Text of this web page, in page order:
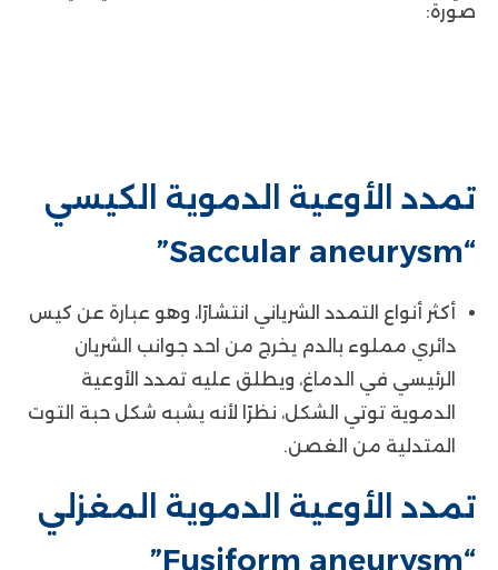
صورة:
تمدد الأوعية الدموية الكيسي
“Saccular aneurysm”
أكثر أنواع التمدد الشرياني انتشارًا، وهو عبارة عن كيس
دائري مملوء بالدم يخرج من احد جوانب الشريان
الرئيسي في الدماغ، ويطلق عليه تمدد الأوعية
الدموية توتي الشكل، نظرًا لأنه يشبه شكل حبة التوت
المتدلية من الغصن.
تمدد الأوعية الدموية المغزلي
“Fusiform aneurysm”